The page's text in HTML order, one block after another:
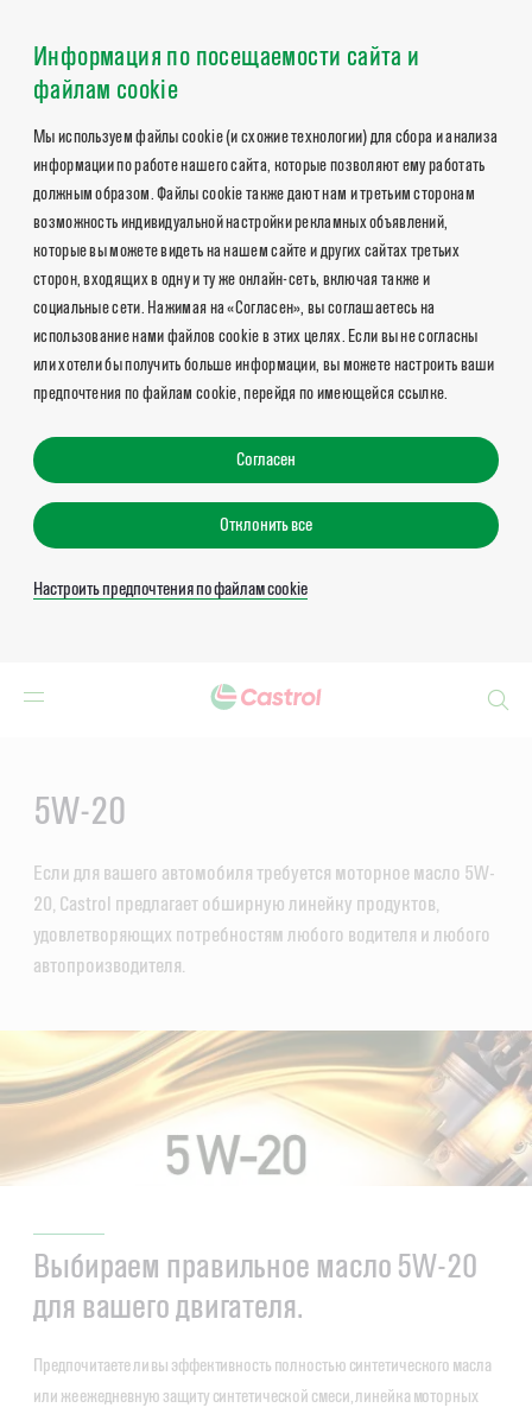
Информация по посещаемости сайта и
файлам cookie
Мы используем файлы cookie (и схожие технологии) для сбора и анализа
информации по работе нашего сайта, которые позволяют ему работать
должным образом. Файлы cookie также дают нам и третьим сторонам
возможность индивидуальной настройки рекламных объявлений,
которые вы можете видеть на нашем сайте и других сайтах третьих
сторон, входящих в одну и ту же онлайн-сеть, включая также и
социальные сети. Нажимая на «Согласен», вы соглашаетесь на
использование нами файлов cookie в этих целях. Если вы не согласны
или хотели бы получить больше информации, вы можете настроить ваши
предпочтения по файлам cookie, перейдя по имеющейся ссылке.
Согласен
Отклонить все
Настроить предпочтения по файлам cookie
5W-20
Если для вашего автомобиля требуется моторное масло 5W-
20, Castrol предлагает обширную линейку продуктов,
удовлетворяющих потребностям любого водителя и любого
автопроизводителя.
Выбираем правильное масло 5W-20
для вашего двигателя.
Предпочитаете ли вы эффективность полностью синтетического масла
или же ежедневную защиту синтетической смеси, линейка моторных